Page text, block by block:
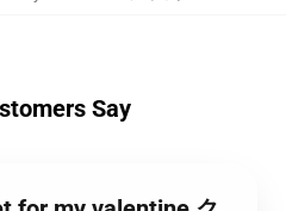
Say